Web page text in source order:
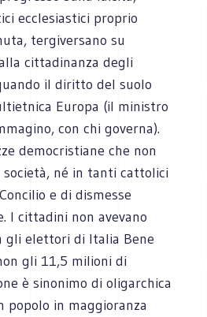
ecclesiastici proprio
tergiversano su
cittadinanza degli
il diritto del suolo
Europa (il ministro
con chi governa).
democristiane che non
né in tanti cattolici
e di dismesse
I cittadini non avevano
gli elettori di Italia Bene
gli 11,5 milioni di
è sinonimo di oligarchica
popolo in maggioranza